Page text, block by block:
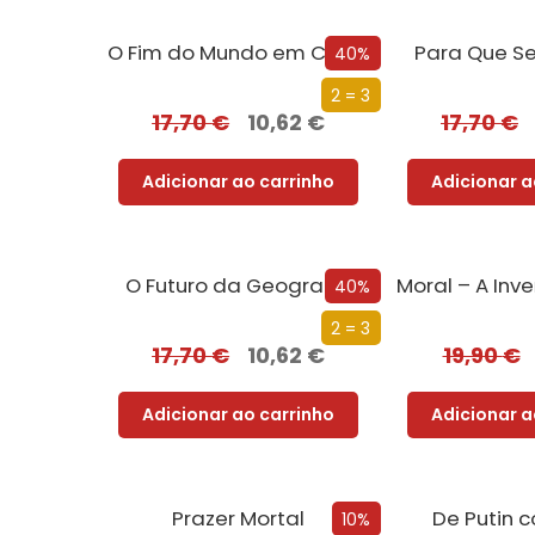
40%
2 = 3
O Fim do Mundo em Cuecas
17,70€ 10,62 €
Adicionar ao carrinho
Para Que
17,70€
Adicionar
40%
2 = 3
O Futuro da Geografia
17,70€ 10,62 €
Adicionar ao carrinho
19,90€
Adicionar
10%
Prazer Mortal De Putin